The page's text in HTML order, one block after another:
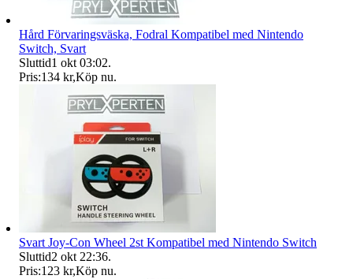
Hård Förvaringsväska, Fodral Kompatibel med Nintendo
Switch, Svart
Sluttid1 okt 03:02.
Pris:134 kr,Köp nu.
Svart Joy-Con Wheel 2st Kompatibel med Nintendo Switch
Sluttid2 okt 22:36.
Pris:123 kr,Köp nu.